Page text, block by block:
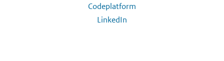
Codeplatform
LinkedIn